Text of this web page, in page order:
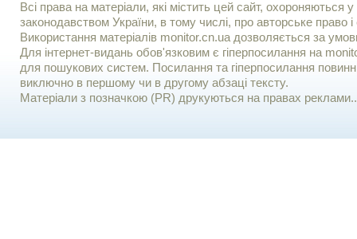
Всі права на матеріали, які містить цей сайт, охороняються у
законодавством України, в тому числі, про авторське право і
Використання матерiалiв monitor.cn.ua дозволяється за
Для iнтернет-видань обов'язковим є гiперпосилання на
для пошукових систем. Посилання та гіперпосилання
виключно в першому чи в другому абзаці тексту.
Матеріали з позначкою (PR) друкуються на правах реклами..